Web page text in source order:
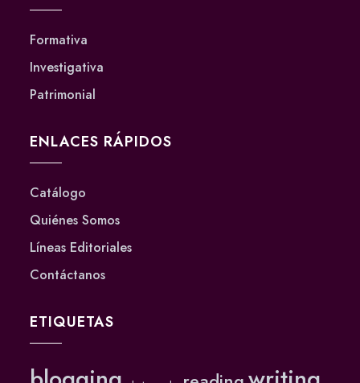
Formativa
Investigativa
Patrimonial
ENLACES RÁPIDOS
Catálogo
Quiénes Somos
Líneas Editoriales
Contáctanos
ETIQUETAS